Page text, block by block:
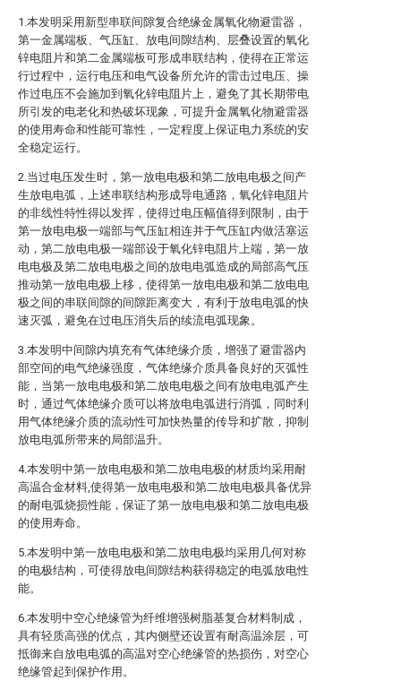
1.本发明采用新型串联间隙复合绝缘金属氧化物避雷器，
第一金属端板、气压缸、放电间隙结构、层叠设置的氧化
锌电阻片和第二金属端板可形成串联结构，使得在正常运
行过程中，运行电压和电气设备所允许的雷击过电压、操
作过电压不会施加到氧化锌电阻片上，避免了其长期带电
所引发的电老化和热破坏现象，可提升金属氧化物避雷器
的使用寿命和性能可靠性，一定程度上保证电力系统的安
全稳定运行。
2.当过电压发生时，第一放电电极和第二放电电极之间产
生放电电弧，上述串联结构形成导电通路，氧化锌电阻片
的非线性特性得以发挥，使得过电压幅值得到限制，由于
第一放电电极一端部与气压缸相连并于气压缸内做活塞运
动，第二放电电极一端部设于氧化锌电阻片上端，第一放
电电极及第二放电电极之间的放电电弧造成的局部高气压
推动第一放电电极上移，使得第一放电电极和第二放电电
极之间的串联间隙的间隙距离变大，有利于放电电弧的快
速灭弧，避免在过电压消失后的续流电弧现象。
3.本发明中间隙内填充有气体绝缘介质，增强了避雷器内
部空间的电气绝缘强度，气体绝缘介质具备良好的灭弧性
能，当第一放电电极和第二放电电极之间有放电电弧产生
时，通过气体绝缘介质可以将放电电弧进行消弧，同时利
用气体绝缘介质的流动性可加快热量的传导和扩散，抑制
放电电弧所带来的局部温升。
4.本发明中第一放电电极和第二放电电极的材质均采用耐
高温合金材料,使得第一放电电极和第二放电电极具备优异
的耐电弧烧损性能，保证了第一放电电极和第二放电电极
的使用寿命。
5.本发明中第一放电电极和第二放电电极均采用几何对称
的电极结构，可使得放电间隙结构获得稳定的电弧放电性
能。
6.本发明中空心绝缘管为纤维增强树脂基复合材料制成，
具有轻质高强的优点，其内侧壁还设置有耐高温涂层，可
抵御来自放电电弧的高温对空心绝缘管的热损伤，对空心
绝缘管起到保护作用。